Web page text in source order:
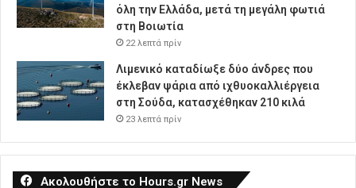
όλη την Ελλάδα, μετά τη μεγάλη φωτιά
στη Βοιωτία
22 λεπτά πρίν
Λιμενικό καταδίωξε δύο άνδρες που
έκλεβαν ψάρια από ιχθυοκαλλιέργεια
στη Σούδα, κατασχέθηκαν 210 κιλά
23 λεπτά πρίν
Ακολουθήστε το Hours.gr News